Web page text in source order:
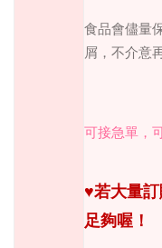
食品會儘量
屑，不介意
可接急單，
♥若大量
足夠喔！